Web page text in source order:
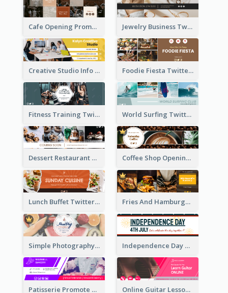
Cafe Opening Promotion Twitter Header Jewelry Business Twitter Header
Creative Studio Info Twitter Header Foodie Fiesta Twitter Header
Fitness Training Twitter Header World Surfing Twitter Header
Dessert Restaurant Twitter Header Coffee Shop Opening Twitter Header
Lunch Buffet Twitter Header Fries And Hamburger Restaurant Twitter Header
Simple Photography Twitter Header Promoting Healthy Independence Day Twitter Header With Decorations
Patisserie Promote Twitter Header Online Guitar Lesson Twitter Header